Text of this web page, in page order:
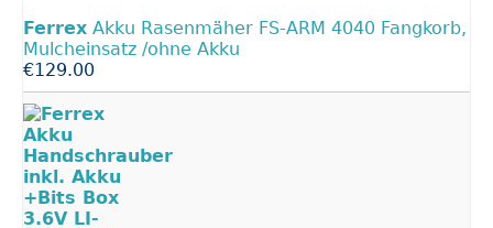
Ferrex Akku Rasenmäher FS-ARM 4040 Fangkorb,
Mulcheinsatz /ohne Akku
€129.00